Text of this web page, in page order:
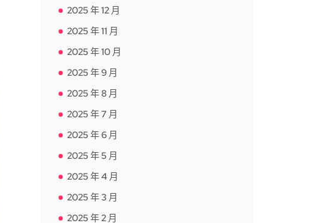
2025 年 12 月
2025 年 11 月
2025 年 10 月
2025 年 9 月
2025 年 8 月
2025 年 7 月
2025 年 6 月
2025 年 5 月
2025 年 4 月
2025 年 3 月
2025 年 2 月